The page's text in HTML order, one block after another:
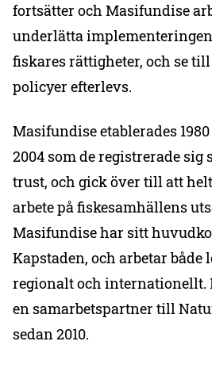
fortsätter och Masifundise
underlätta
fiskares rättigheter, och se
policyer efterlevs.
Masifundise etablerades
2004 som de registrerade sig
trust, och gick över till att
arbete på fiskesamhällens
Masifundise har sitt
Kapstaden, och arbetar
regionalt och internationellt.
en samarbetspartner till
sedan 2010.